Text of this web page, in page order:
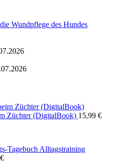
Wundpflege des Hundes
Züchter (DigitalBook) 15,99 €
Alltagstraining
€